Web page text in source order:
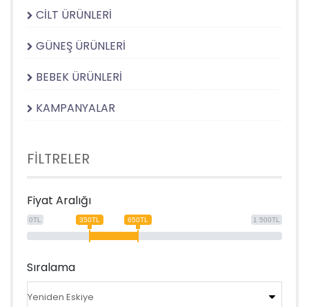
CİLT ÜRÜNLERİ
GÜNEŞ ÜRÜNLERİ
BEBEK ÜRÜNLERİ
KAMPANYALAR
FİLTRELER
Fiyat Aralığı
0TL 1 500TL
350TL 650TL
Sıralama